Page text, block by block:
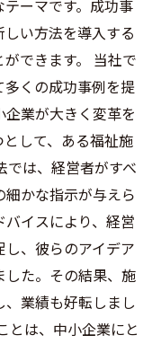
ーマです。成功事
い方法を導入する
できます。 当社で
くの成功事例を提
業が大きく変革を
して、ある福祉施
では、経営者がすべ
かな指示が与えら
イスにより、経営
、彼らのアイデア
た。その結果、施
業績も好転しまし
とは、中小企業にと